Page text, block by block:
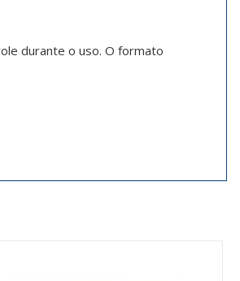
durante o uso. O formato